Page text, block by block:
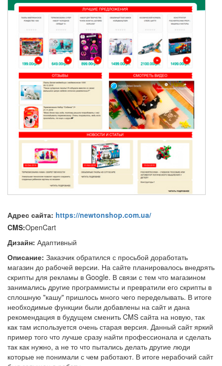
Адрес сайта: https://newtonshop.com.ua/
CMS:OpenCart
Дизайн: Адаптивный
Описание: Заказчик обратился с просьбой доработать
магазин до рабочей версии. На сайте планировалось внедрять
скрипты для рекламы в Google. В связи с тем что магазином
занимались другие программисты и превратили его скрипты в
сплошную "кашу" пришлось много чего переделывать. В итоге
необходимые функции были добавлены на сайт и дана
рекомендация в будущем сменить CMS сайта на новую, так
как там используется очень старая версия. Данный сайт яркий
пример того что лучше сразу найти профессионала и сделать
так как нужно, а не то что пытались делать другие люди
которые не понимали с чем работают. В итоге нерабочий сайт